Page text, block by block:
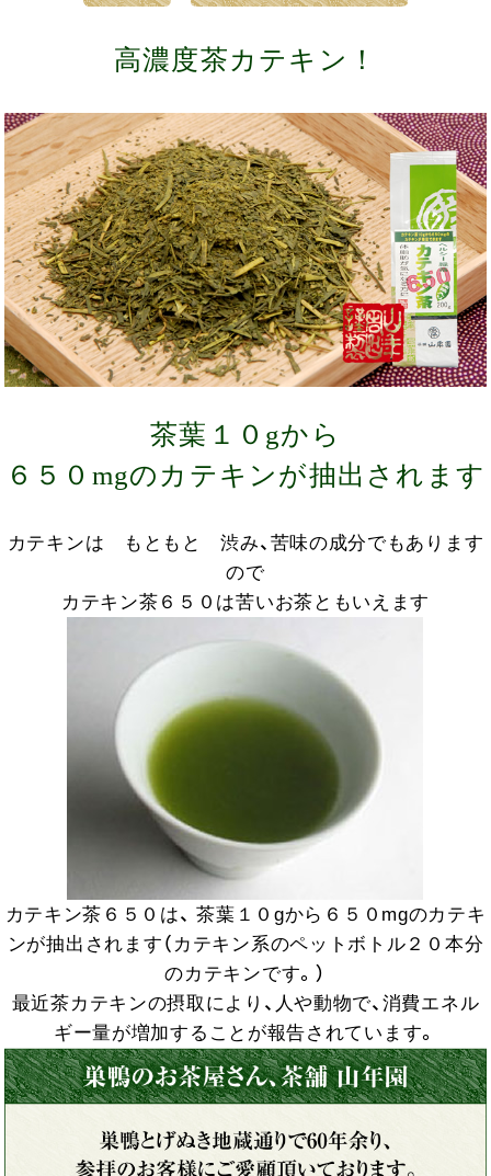
高濃度茶カテキン！
茶葉１０gから
６５０mgのカテキンが抽出されます
カテキンは もともと 渋み、苦味の成分でもあります
ので
カテキン茶６５０は苦いお茶ともいえます
カテキン茶６５０は、 茶葉１０gから６５０mgのカテキ
ンが抽出されます（カテキン系のペットボトル２０本分
のカテキンです。）
最近茶カテキンの摂取により、人や動物で、消費エネル
ギー量が増加することが報告されています。